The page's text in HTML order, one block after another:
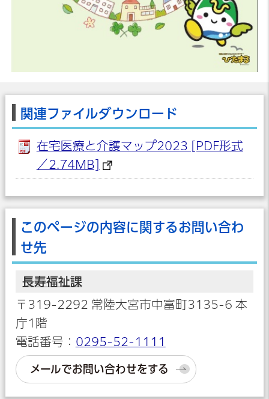
関連ファイルダウンロード
在宅医療と介護マップ2023 [PDF形式
／2.74MB]
このページの内容に関するお問い合わ
せ先
長寿福祉課
〒319-2292 常陸大宮市中富町3135-6 本
庁1階
電話番号： 0295-52-1111
メールでお問い合わせをする